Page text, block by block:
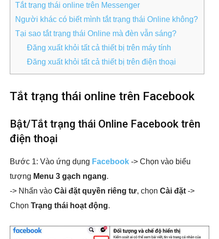
Tắt trạng thái online trên Messenger
Người khác có biết mình tắt trạng thái Online không?
Tại sao tắt trạng thái Online mà đèn vẫn sáng?
Đăng xuất khỏi tất cả thiết bị trên máy tính
Đăng xuất khỏi tất cả thiết bị trên điện thoại
Tắt trạng thái online trên Facebook
Bật/Tắt trạng thái Online Facebook trên
điện thoại
Bước 1: Vào ứng dụng Facebook -> Chọn vào biểu
tượng Menu 3 gạch ngang.
-> Nhấn vào Cài đặt quyền riêng tư, chọn Cài đặt ->
Chọn Trạng thái hoạt động.